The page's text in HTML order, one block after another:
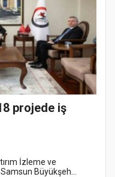
projede iş
İzleme ve
Büyükşeh...